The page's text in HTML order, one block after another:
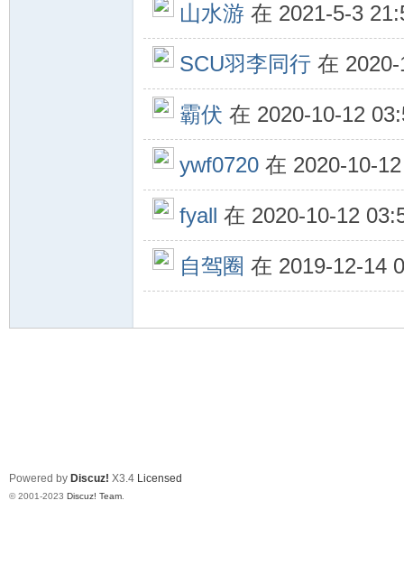
山水游 在 2021-5-3
SCU羽李同行 在
霸伏 在 2020-10-12
ywf0720 在 2020-10-
fyall 在 2020-10-12
自驾圈 在 2019-12-14
Powered by Discuz! X3.4 Licensed
© 2001-2023 Discuz! Team